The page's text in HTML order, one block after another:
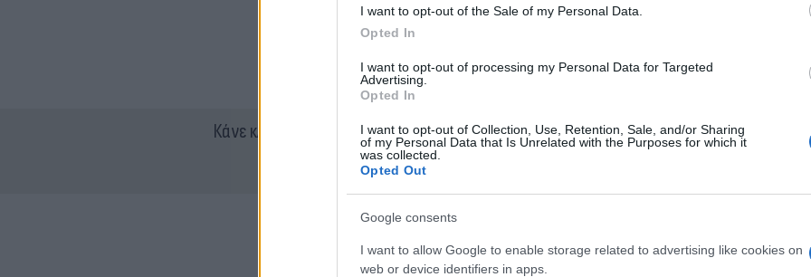
I want to opt-out of the Sale of my Personal Data.
Opted In
I want to opt-out of processing my Personal Data for Targeted
Advertising.
Opted In
I want to opt-out of Collection, Use, Retention, Sale, and/or Sharing
of my Personal Data that Is Unrelated with the Purposes for which it
was collected.
Opted Out
Google consents
I want to allow Google to enable storage related to advertising like cookies on
web or device identifiers in apps.
Κάνε κλικ και δες περισσότεροFlash.grστην αναζήτηση τηςGoogle